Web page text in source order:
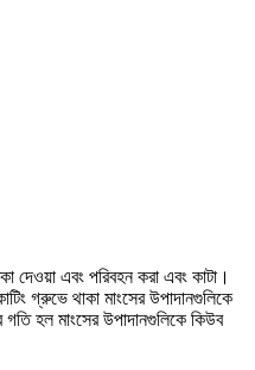
দেওয়া এবং পরিবহন করা এবং কাটা।
গ্রুভে থাকা মাংসের উপাদানগুলিকে
গতি হল মাংসের উপাদানগুলিকে কিউব